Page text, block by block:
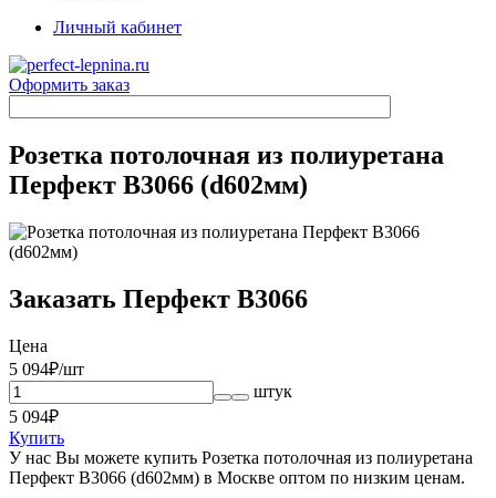
Личный кабинет
Оформить заказ
Розетка потолочная из полиуретана
Перфект B3066 (d602мм)
Заказать Перфект B3066
Цена
5 094₽/шт
штук
5 094₽
Купить
У нас Вы можете купить Розетка потолочная из полиуретана
Перфект B3066 (d602мм) в Москве оптом по низким ценам.